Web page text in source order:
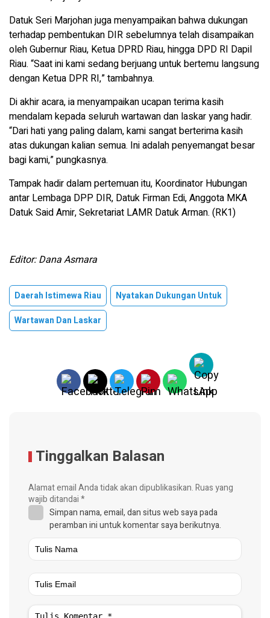
Datuk Seri Marjohan juga menyampaikan bahwa dukungan
terhadap pembentukan DIR sebelumnya telah disampaikan
oleh Gubernur Riau, Ketua DPRD Riau, hingga DPD RI Dapil
Riau. “Saat ini kami sedang berjuang untuk bertemu langsung
dengan Ketua DPR RI,” tambahnya.
Di akhir acara, ia menyampaikan ucapan terima kasih
mendalam kepada seluruh wartawan dan laskar yang hadir.
“Dari hati yang paling dalam, kami sangat berterima kasih
atas dukungan kalian semua. Ini adalah penyemangat besar
bagi kami,” pungkasnya.
Tampak hadir dalam pertemuan itu, Koordinator Hubungan
antar Lembaga DPP DIR, Datuk Firman Edi, Anggota MKA
Datuk Said Amir, Sekretariat LAMR Datuk Arman. (RK1)
Editor: Dana Asmara
Daerah Istimewa Riau
Nyatakan Dukungan Untuk
Wartawan Dan Laskar
Tinggalkan Balasan
Alamat email Anda tidak akan dipublikasikan.Ruas yang
wajib ditandai*
Simpan nama, email, dan situs web saya pada
peramban ini untuk komentar saya berikutnya.